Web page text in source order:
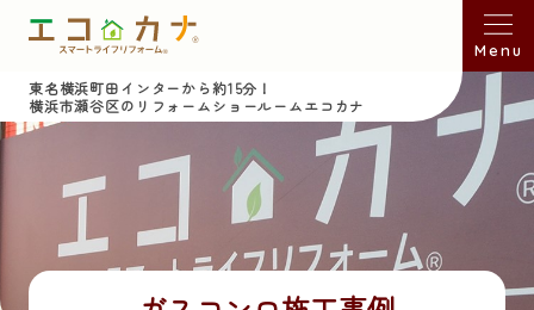
東名横浜町田インターから約15分！
横浜市瀬谷区のリフォームショールームエコカナ
Menu